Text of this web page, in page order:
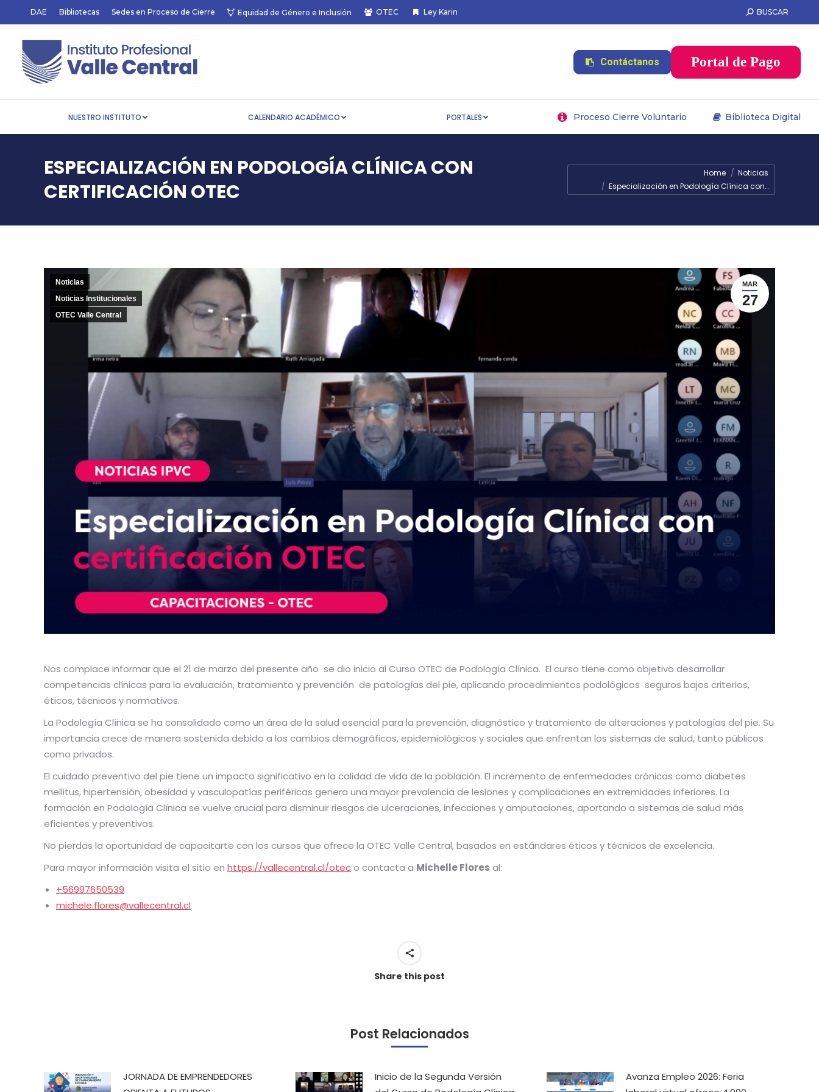
DAE Bibliotecas Sedes en Proceso de Cierre Equidad de Género e Inclusión OTEC Ley Karin BUSCAR
Contáctanos Portal de Pago
NUESTRO INSTITUTO CALENDARIO ACADÉMICO PORTALES Proceso Cierre Voluntario Biblioteca Digital
ESPECIALIZACIÓN EN PODOLOGÍA CLÍNICA CON
CERTIFICACIÓN OTEC
Home
Noticias
Especialización en Podología Clínica con…
MAR
27
Noticias
Noticias Institucionales
OTEC Valle Central
Nos complace informar que el 21 de marzo del presente año se dio inicio al Curso OTEC de Podología Clínica. El curso tiene como objetivo desarrollar
competencias clínicas para la evaluación, tratamiento y prevención de patologías del pie, aplicando procedimientos podológicos seguros bajos criterios,
éticos, técnicos y normativos.
La Podología Clínica se ha consolidado como un área de la salud esencial para la prevención, diagnóstico y tratamiento de alteraciones y patologías del pie. Su
importancia crece de manera sostenida debido a los cambios demográficos, epidemiológicos y sociales que enfrentan los sistemas de salud, tanto públicos
como privados.
El cuidado preventivo del pie tiene un impacto significativo en la calidad de vida de la población. El incremento de enfermedades crónicas como diabetes
mellitus, hipertensión, obesidad y vasculopatías periféricas genera una mayor prevalencia de lesiones y complicaciones en extremidades inferiores. La
formación en Podología Clínica se vuelve crucial para disminuir riesgos de ulceraciones, infecciones y amputaciones, aportando a sistemas de salud más
eficientes y preventivos.
No pierdas la oportunidad de capacitarte con los cursos que ofrece la OTEC Valle Central, basados en estándares éticos y técnicos de excelencia.
Para mayor información visita el sitio en https://vallecentral.cl/oteco contacta a Michelle Flores al:
+56997650539
michele.flores@vallecentral.cl
Share this post
Post Relacionados
JORNADA DE EMPRENDEDORES
Inicio de la Segunda Versión
Avanza Empleo 2026: Feria
NUESTRO INSTITUTO CALENDARIO ACADÉMICO PORTALES Proceso Cierre Voluntario Biblioteca Digital